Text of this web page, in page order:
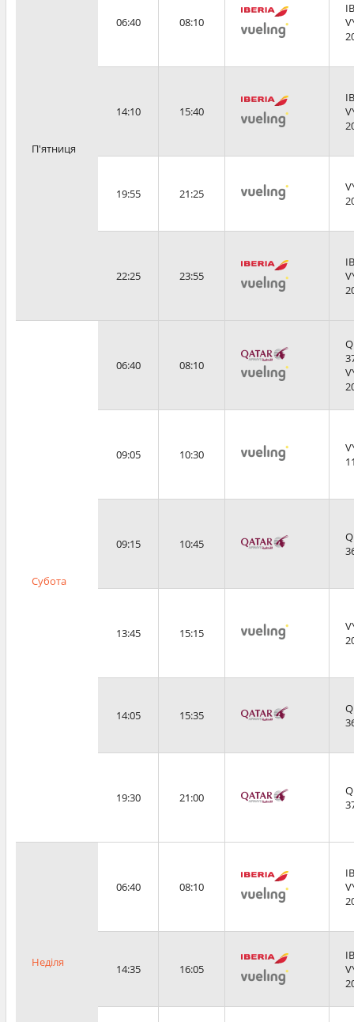
П'ятниця
06:40 08:10
14:10 15:40
19:55 21:25
22:25 23:55
Субота
06:40 08:10
09:05 10:30
09:15 10:45
13:45 15:15
14:05 15:35
19:30 21:00
Неділя
06:40 08:10
14:35 16:05